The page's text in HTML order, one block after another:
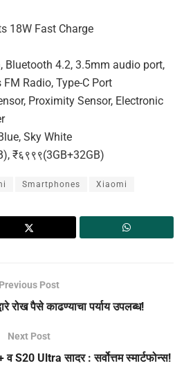
18W Fast Charge
Bluetooth 4.2, 3.5mm audio port,
Radio, Type-C Port
Proximity Sensor, Electronic
Sky White
₹६९९९(3GB+32GB)
Smartphones Xiaomi
Previous Post
रोख पैसे काढण्याचा पर्याय उपलब्ध!
Next Post
Ultra सादर : सर्वोत्तम स्मार्टफोन्स!